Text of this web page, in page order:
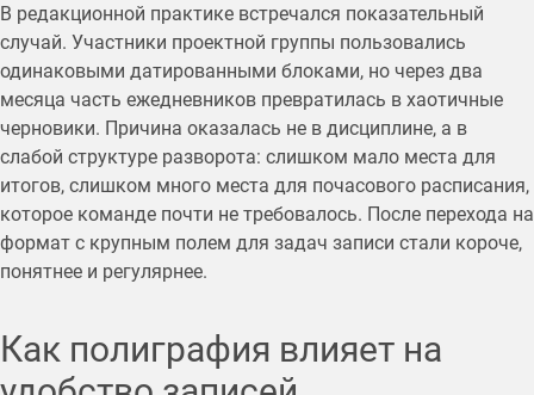
В редакционной практике встречался показательный
случай. Участники проектной группы пользовались
одинаковыми датированными блоками, но через два
месяца часть ежедневников превратилась в хаотичные
черновики. Причина оказалась не в дисциплине, а в
слабой структуре разворота: слишком мало места для
итогов, слишком много места для почасового расписания,
которое команде почти не требовалось. После перехода на
формат с крупным полем для задач записи стали короче,
понятнее и регулярнее.
Как полиграфия влияет на